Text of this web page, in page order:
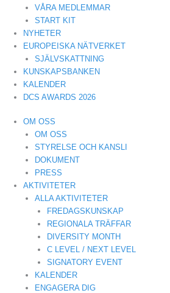
VÅRA MEDLEMMAR
START KIT
NYHETER
EUROPEISKA NÄTVERKET
SJÄLVSKATTNING
KUNSKAPSBANKEN
KALENDER
DCS AWARDS 2026
OM OSS
OM OSS
STYRELSE OCH KANSLI
DOKUMENT
PRESS
AKTIVITETER
ALLA AKTIVITETER
FREDAGSKUNSKAP
REGIONALA TRÄFFAR
DIVERSITY MONTH
C LEVEL / NEXT LEVEL
SIGNATORY EVENT
KALENDER
ENGAGERA DIG